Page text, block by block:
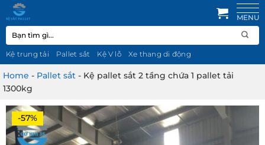
qua
nội
dung
Tìm
kiếm:
Kệ trung tải Pallet sắt Kệ V lỗ Xe thang di động
Home - Pallet sắt - Kệ pallet sắt 2 tầng chứa 1 pallet tải
1300kg
-57%